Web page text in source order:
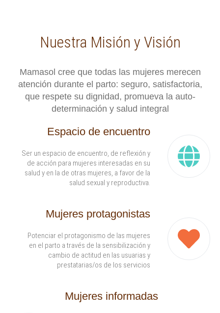
Nuestra Misión y Visión
Mamasol cree que todas las mujeres merecen
atención durante el parto: seguro, satisfactoria,
que respete su dignidad, promueva la auto-
determinación y salud integral
Espacio de encuentro
Ser un espacio de encuentro, de reflexión y
de acción para mujeres interesadas en su
salud y en la de otras mujeres, a favor de la
salud sexual y reproductiva.
Mujeres protagonistas
Potenciar el protagonismo de las mujeres
en el parto a través de la sensibilización y
cambio de actitud en las usuarias y
prestatarias/os de los servicios
Mujeres informadas